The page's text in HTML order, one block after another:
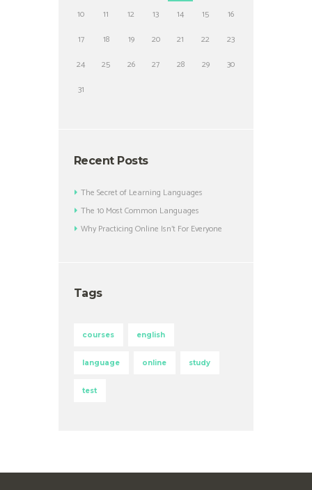
10
11 12 13 14 15
16
17
18 19 20 21 22
23
24
25 26 27 28 29
30
31
Recent Posts
The Secret of Learning Languages
The 10 Most Common Languages
Why Practicing Online Isn’t For Everyone
Tags
courses english
language online study
test